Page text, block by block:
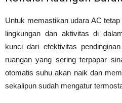
Untuk memastikan udara AC
lingkungan dan aktivitas di
kunci dari efektivitas
ruangan yang sering terpapar
otomatis suhu akan naik dan
sekalipun sudah mengatur